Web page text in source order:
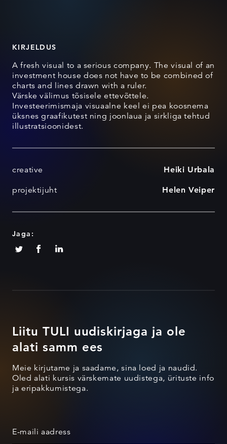
KIRJELDUS
A fresh visual to a serious company. The visual of an
investment house does not have to be combined of
charts and lines drawn with a ruler.
Värske välimus tõsisele ettevõttele.
Investeerimismaja visuaalne keel ei pea koosnema
üksnes graafikutest ning joonlaua ja sirkliga tehtud
illustratsioonidest.
creative Heiki Urbala
projektijuht Helen Veiper
Jaga:
Liitu TULI uudiskirjaga ja ole
alati samm ees
Meie kirjutame ja saadame, sina loed ja naudid.
Oled alati kursis värskemate uudistega, ürituste info
ja eripakkumistega.
E-maili aadress